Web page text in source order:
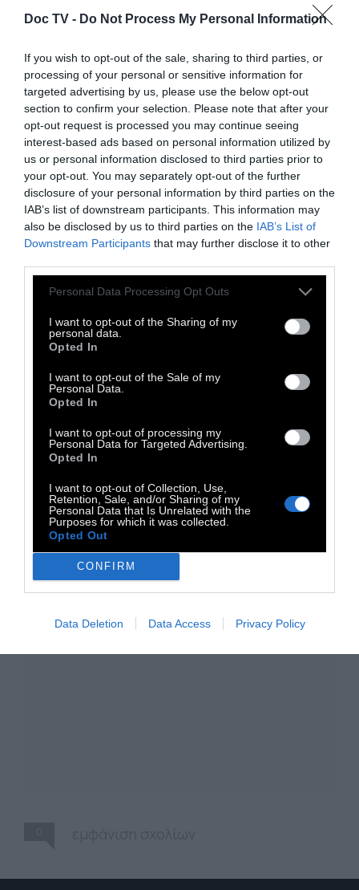
Doc TV - Do Not Process My Personal Information
If you wish to opt-out of the sale, sharing to third parties, or
processing of your personal or sensitive information for
targeted advertising by us, please use the below opt-out
section to confirm your selection. Please note that after your
opt-out request is processed you may continue seeing
interest-based ads based on personal information utilized by
us or personal information disclosed to third parties prior to
your opt-out. You may separately opt-out of the further
disclosure of your personal information by third parties on the
IAB’s list of downstream participants. This information may
also be disclosed by us to third parties on the IAB’s List of
Downstream Participants that may further disclose it to other
Personal Data Processing Opt Outs
I want to opt-out of the Sharing of my
personal data.
Opted In
I want to opt-out of the Sale of my
Personal Data.
Opted In
I want to opt-out of processing my
Personal Data for Targeted Advertising.
Opted In
I want to opt-out of Collection, Use,
Retention, Sale, and/or Sharing of my
Personal Data that Is Unrelated with the
Purposes for which it was collected.
Opted Out
CONFIRM
Data Deletion Data Access Privacy Policy
Η Lilly Sabri προτείνει να συνδυάστε αυτό το
πρόγραμμα 14 ημερών με ένα cardio
πρόγραμμα (από τη βίντεο βιβλιοθήκη της).
Και μην ξεχνάτε να πίνετε νερό.
Διαβάστε επίσης:
Πόσο νερό πρέπει να
πίνουμε;
TAGS:
Καλύτερη ζωή Γυμναστική Σώμα